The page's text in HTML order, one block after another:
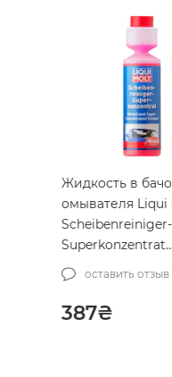
Жидкость в
омывателя Liqui
Scheibenreiniger-
Superkonzentrat
(Вишня) 0.25л
оставить отзыв
387₴